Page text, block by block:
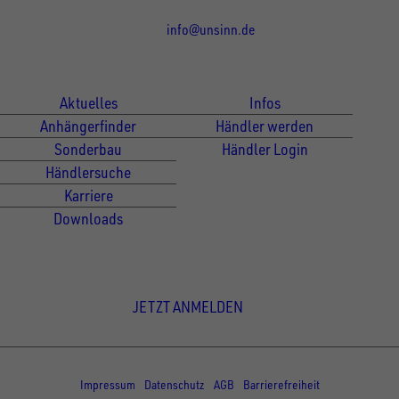
info@unsinn.de
Aktuelles
Anhängerfinder
Sonderbau
Händlersuche
Karriere
Downloads
Infos
Händler werden
Händler Login
JETZT ANMELDEN
Impressum
Datenschutz AGB Barrierefreiheit